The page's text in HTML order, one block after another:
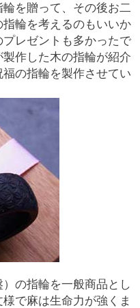
を贈って、その後お二
輪を考えるのもいいか
レゼントも多かったで
作した木の指輪が紹介
の指輪を製作させてい
）の指輪を一般商品とし
で麻は生命力が強くま